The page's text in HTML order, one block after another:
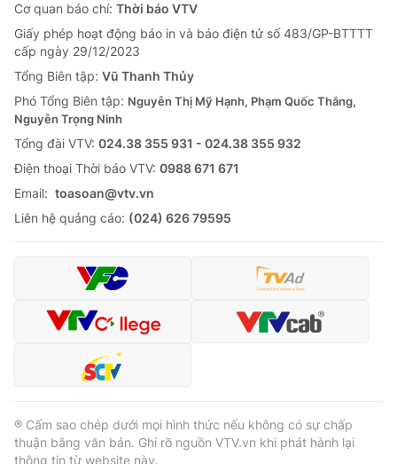
Cơ quan báo chí: Thời báo VTV
Giấy phép hoạt động báo in và báo điện tử số 483/GP-BTTTT
cấp ngày 29/12/2023
Tổng Biên tập: Vũ Thanh Thủy
Phó Tổng Biên tập: Nguyễn Thị Mỹ Hạnh, Phạm Quốc Thắng,
Nguyễn Trọng Ninh
Tổng đài VTV: 024.38 355 931 - 024.38 355 932
Ðiện thoại Thời báo VTV: 0988 671 671
Email: toasoan@vtv.vn
Liên hệ quảng cáo: (024) 626 79595
® Cấm sao chép dưới mọi hình thức nếu không có sự chấp
thuận bằng văn bản. Ghi rõ nguồn VTV.vn khi phát hành lại
thông tin từ website này.